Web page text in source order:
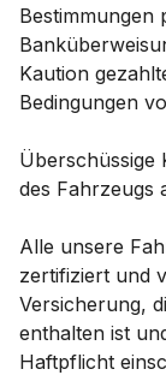
Bestimmungen
Kaution
Bedingungen
Überschüssige
des Fahrzeugs
Alle unsere
zertifiziert und
Versicherung,
enthalten ist
Haftpflicht